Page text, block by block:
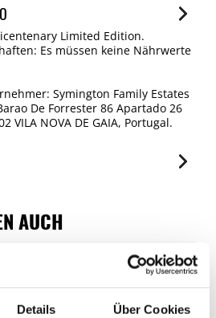
Details Über Cookies
Limited Edition.
Es müssen keine Nährwerte
Symington Family Estates
De Forrester 86 Apartado 26
VILA NOVA DE GAIA, Portugal.
AUCH
FOOD Premium Selection -
Amur x Kaluga Stör